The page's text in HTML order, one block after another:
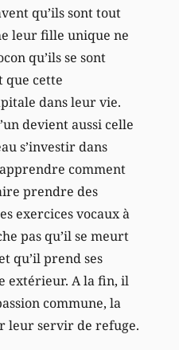
qu’ils sont tout
leur fille unique ne
qu’ils se sont
que cette
dans leur vie.
devient aussi celle
s’investir dans
comment
prendre des
exercices vocaux à
pas qu’il se meurt
qu’il prend ses
extérieur. A la fin, il
commune, la
leur servir de refuge.